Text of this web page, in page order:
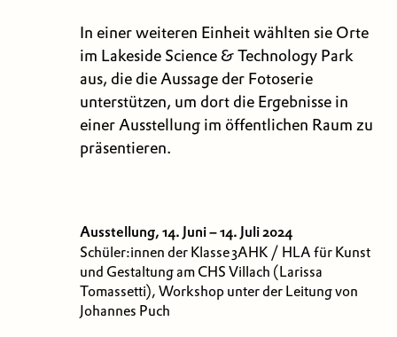
In einer weiteren Einheit wählten sie Orte
im Lakeside Science & Technology Park
aus, die die Aussage der Fotoserie
unterstützen, um dort die Ergebnisse in
einer Ausstellung im öffentlichen Raum zu
präsentieren.
Ausstellung, 14. Juni – 14. Juli 2024
Schüler:innen der Klasse 3AHK / HLA für Kunst
und Gestaltung am CHS Villach (Larissa
Tomassetti), Workshop unter der Leitung von
Johannes Puch